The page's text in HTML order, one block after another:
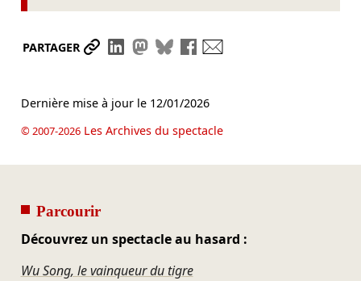
PARTAGER Partager le lien
Partager sur LinkedIn
Partager sur Mastodon
Partager sur Bluesky
Partager sur Facebook
Dernière mise à jour le 12/01/2026
© 2007-2026Les Archives du spectacle
Parcourir
Découvrez un spectacle au hasard :
Wu Song, le vainqueur du tigre